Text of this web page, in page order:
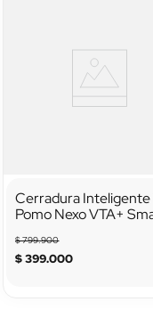
Cerradura Inteligente
Pomo Nexo VTA+
$799.900
$399.000